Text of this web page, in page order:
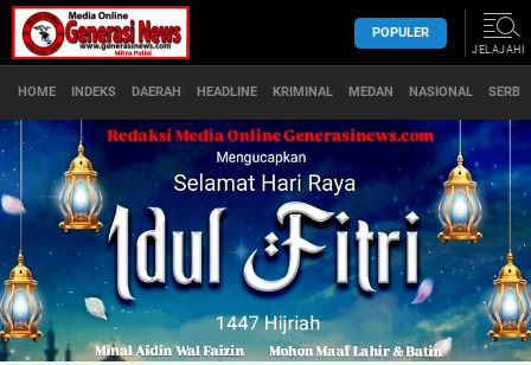
POPULER
JELAJAHI
HOME INDEKS DAERAH HEADLINE KRIMINAL MEDAN NASIONAL